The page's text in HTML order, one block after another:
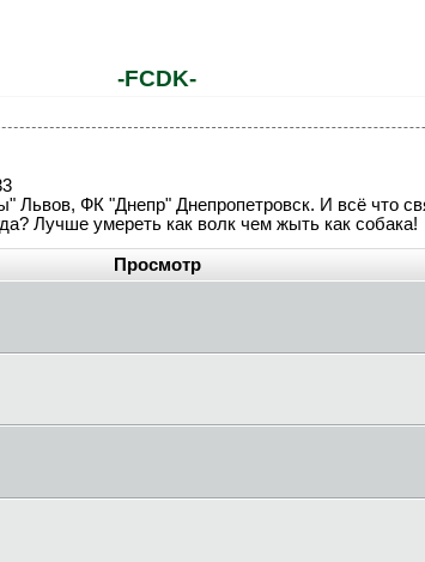
-FCDK-
Львов, ФК "Днепр" Днепропетровск. И всё что
Лучше умереть как волк чем жыть как собака!
Просмотр